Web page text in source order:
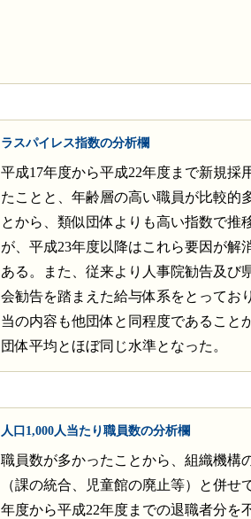
ラスパイレス指数の分析欄
平成17年度から平成22年度まで新規採
たことと、年齢層の高い職員が比較的
とから、類似団体よりも高い指数で推
が、平成23年度以降はこれら要因が解
ある。また、従来より人事院勧告及び
会勧告を踏まえた給与体系をとってお
当の内容も他団体と同程度であること
団体平均とほぼ同じ水準となった。
人口1,000人当たり職員数の分析欄
職員数が多かったことから、組織機構
（課の統合、児童館の廃止等）と併せ
年度から平成22年度までの退職者分を